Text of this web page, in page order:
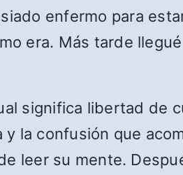
enfermo para
era. Más tarde
significa libertad de
la confusión que
leer su mente.